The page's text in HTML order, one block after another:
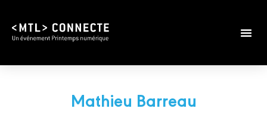
Mathieu Barreau